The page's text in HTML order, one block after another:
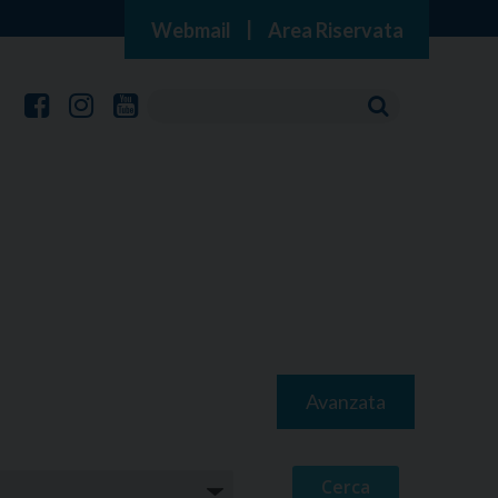
Webmail Area Riservata
Avanzata